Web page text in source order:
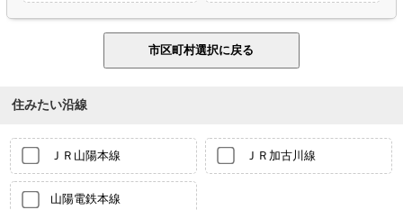
住みたい沿線
ＪＲ山陽本線 ＪＲ加古川線
山陽電鉄本線